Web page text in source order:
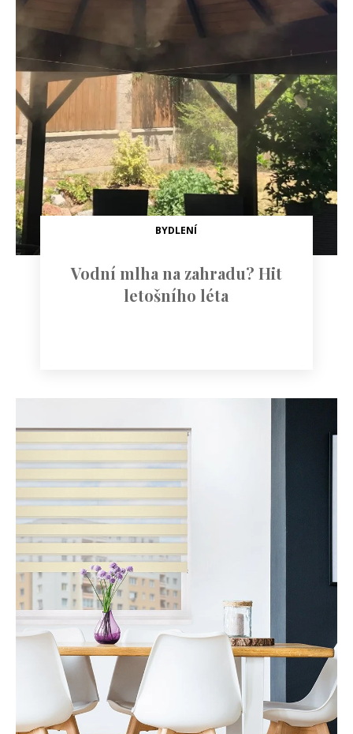
BYDLENÍ
Vodní mlha na zahradu? Hit
letošního léta